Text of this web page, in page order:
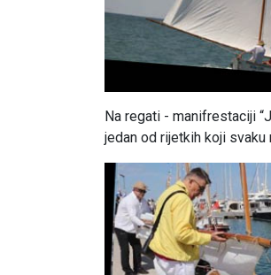
Na regati - manifrestaciji
jedan od rijetkih koji